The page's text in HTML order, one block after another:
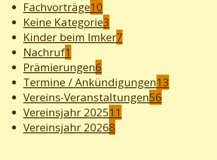
Fachvorträge10
Keine Kategorie3
Kinder beim Imker7
Nachruf1
Prämierungen6
Termine / Ankündigungen13
Vereins-Veranstaltungen56
Vereinsjahr 202511
Vereinsjahr 20268